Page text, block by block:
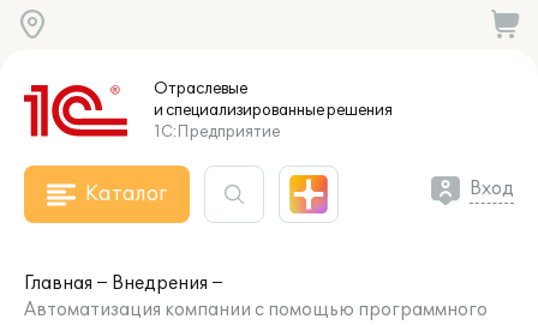
Отраслевые
и специализированныерешения
1С:Предприятие
Каталог Вход
Главная
Внедрения
Автоматизация компании с помощью программного